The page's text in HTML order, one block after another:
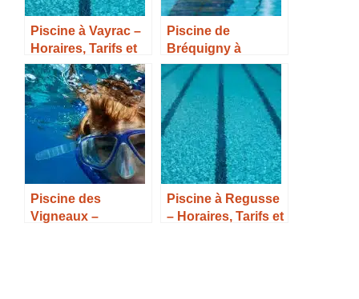
Piscine à Vayrac –
Horaires, Tarifs et
Infos –
Piscine de
Bréquigny à
Rennes – Horaires,
Tarifs et Infos –
Piscine des
Vigneaux –
Piscine à Regusse
– Horaires, Tarifs et